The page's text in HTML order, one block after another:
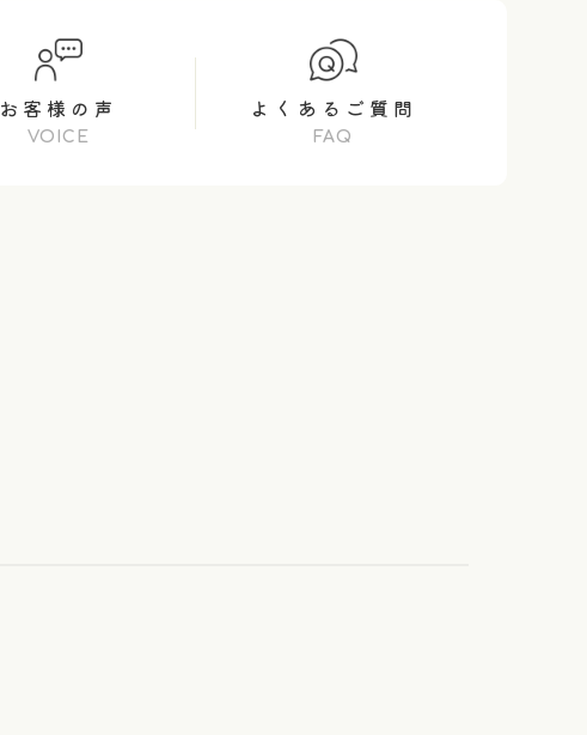
お客様の声
VOICE
よくあるご質問
FAQ